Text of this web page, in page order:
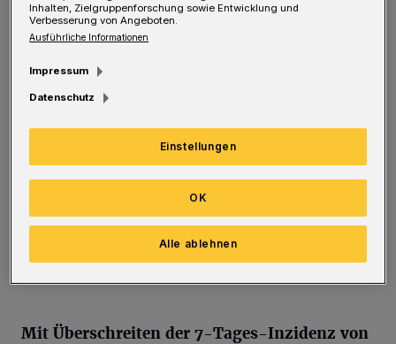
Fußgängerzonen, in denen der
genau das vor Ort ist, legen die Kommunen
ausdrücklich fest.
▶ Die Kommunen können in Abstimmung mit
dem Landeszentrum Gesundheit, dem
Gesundheitsministerium und der
Bezirksregierung weitere Schutzmaßnahmen
wie eine Sperrstunde für gastronomische
Einrichtungen anordnen.
Mit Überschreiten der 7-Tages-Inzidenz von
Inhalten, Zielgruppenforschung sowie Entwicklung und
Verbesserung von Angeboten.
Ausführliche Informationen
Impressum
Datenschutz
Einstellungen
Alle ablehnen
OK